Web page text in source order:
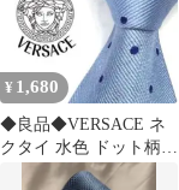
¥ 1,680
◆良品◆VERSACE ネ
クタイ 水色 ドット柄
カジュアル